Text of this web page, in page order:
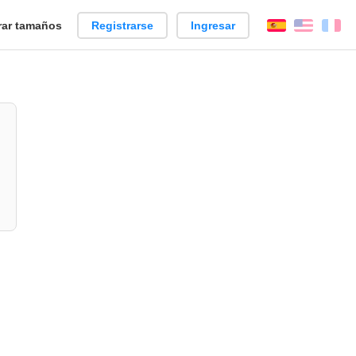
tamaños Registrarse Ingresar EspañolEnglish